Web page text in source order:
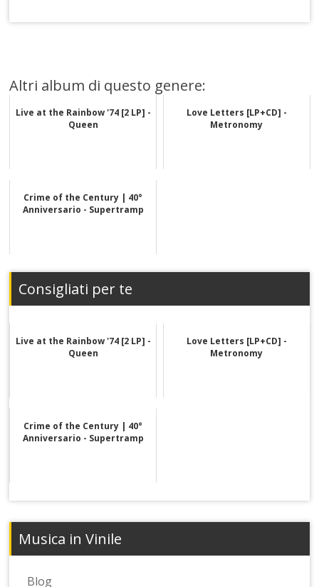
Altri album di questo genere:
Live at the Rainbow '74 [2 LP] -
Queen
Love Letters [LP+CD] -
Metronomy
Crime of the Century | 40°
Anniversario - Supertramp
Consigliati per te
Live at the Rainbow '74 [2 LP] -
Queen
Love Letters [LP+CD] -
Metronomy
Crime of the Century | 40°
Anniversario - Supertramp
Musica in Vinile
Blog